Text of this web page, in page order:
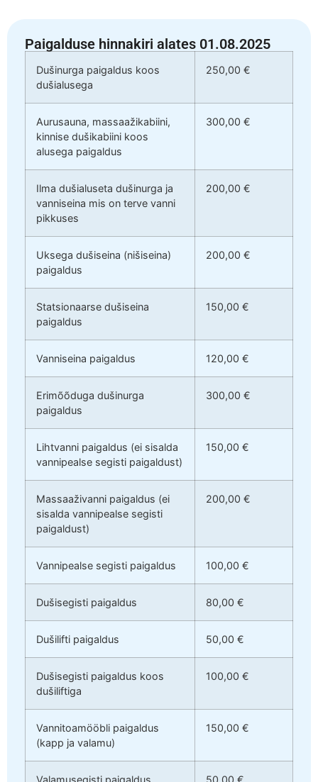
Paigalduse hinnakiri alates 01.08.2025
Dušinurga paigaldus koos
dušialusega
250,00 €
Aurusauna, massaažikabiini,
kinnise dušikabiini koos
alusega paigaldus
300,00 €
Ilma dušialuseta dušinurga ja
vanniseina mis on terve vanni
pikkuses
200,00 €
Uksega dušiseina (nišiseina)
paigaldus
200,00 €
Statsionaarse dušiseina
paigaldus
150,00 €
Vanniseina paigaldus 120,00 €
Erimõõduga dušinurga
paigaldus
300,00 €
Lihtvanni paigaldus (ei sisalda
vannipealse segisti paigaldust)
150,00 €
Massaaživanni paigaldus (ei
sisalda vannipealse segisti
paigaldust)
200,00 €
Vannipealse segisti paigaldus 100,00 €
Dušisegisti paigaldus 80,00 €
Dušilifti paigaldus 50,00 €
Dušisegisti paigaldus koos
dušiliftiga
100,00 €
Vannitoamööbli paigaldus
(kapp ja valamu)
150,00 €